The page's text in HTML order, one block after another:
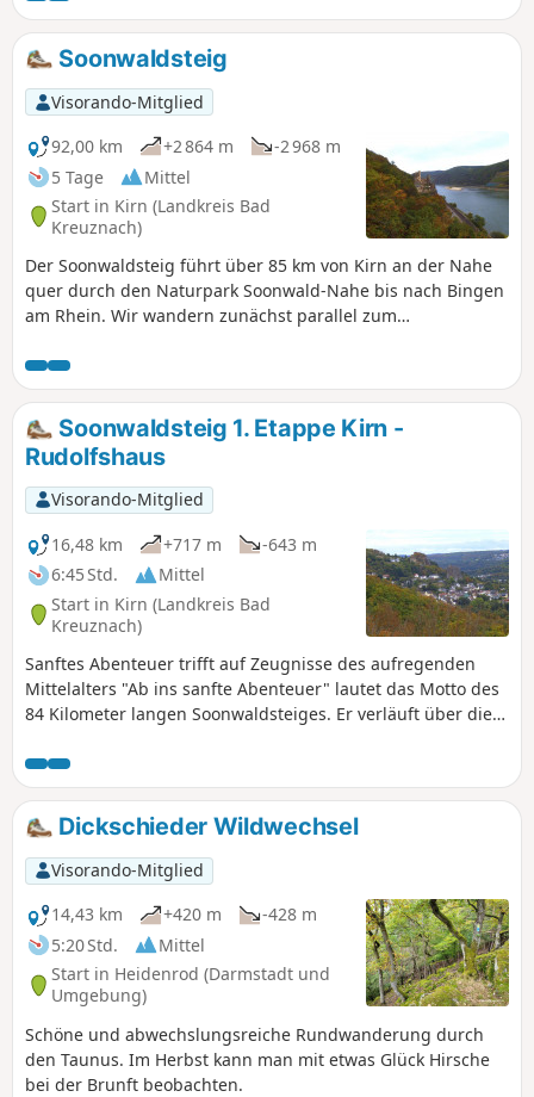
durch einen urwaldähnlichen Bannwald, zwei moorige
Naturschutzgebiete und stille Buchenhallenwälder. Wilde
Steige über holpriges Quarzitgestein, naturbelassene
Waldpfade und weiche Wiesenwege gehören zum
Streckenprofil, das uns über die höchste Erhebung des
Soonwaldes, die 658 Meter hohe Ellerspring führt.
Soonwaldsteig
Visorando-Mitglied
92,00 km
+2 864 m
-2 968 m
5 Tage
Mittel
Start in Kirn (Landkreis Bad
Kreuznach)
Der Soonwaldsteig führt über 85 km von Kirn an der Nahe
quer durch den Naturpark Soonwald-Nahe bis nach Bingen
am Rhein. Wir wandern zunächst parallel zum
Höhenzüge des Lützelsoon. Über das Kellenbachtal geht es
dann in den Soonwald. Bei Rheinböllen queren wir das
Guldenbachtal und schließlich geht es durch den Binger
Wald bis zum Rhein nach Bingen am Rhein.
Soonwaldsteig 1. Etappe Kirn -
Rudolfshaus
Visorando-Mitglied
16,48 km
+717 m
-643 m
6:45 Std.
Mittel
Start in Kirn (Landkreis Bad
Kreuznach)
Sanftes Abenteuer trifft auf Zeugnisse des aufregenden
Mittelalters "Ab ins sanfte Abenteuer" lautet das Motto des
84 Kilometer langen Soonwaldsteiges. Er verläuft über die
Soon von Kirn an der Nahe bis nach Bingen am Rhein. Der
Fernwanderweg führt auf seinen fünf (evtl. auch sechs)
Etappen sehr ruhig, auf mehr als vierzig Wanderkilometern
kommen wir an keiner menschlichen Siedlung vorbei. Über
viele Pfade geht es vorbei an mehreren mittelalterlichen
Gemäuern, einer Reihe von Aussichtstürmen mit zum Teil
herausragenden Fernsichten und zum Schluss gibt es noch
Rheinromantik. Gleich die 1. Etappe des Soonwaldsteiges
zeigt, dass dieser Fernwanderweg voller Überraschungen
steckt und den naturverbundenen Wanderer auf keinen Fall
enttäuschen wird.
Dickschieder Wildwechsel
Visorando-Mitglied
14,43 km
+420 m
-428 m
5:20 Std.
Mittel
Start in Heidenrod (Darmstadt und
Umgebung)
Schöne und abwechslungsreiche Rundwanderung durch
den Taunus. Im Herbst kann man mit etwas Glück Hirsche
bei der Brunft beobachten.